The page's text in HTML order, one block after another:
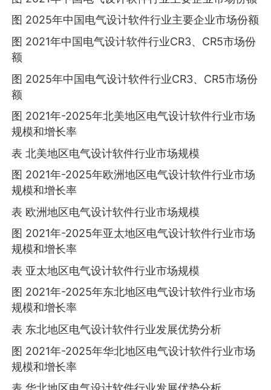
图 2025年中国电气设计软件行业主要企业市场份额
图 2021年中国电气设计软件行业CR3、CR5市场份
额
图 2025年中国电气设计软件行业CR3、CR5市场份
额
图 2021年-2025年北美地区电气设计软件行业市场
规模和增长率
表 北美地区电气设计软件行业市场规模
图 2021年-2025年欧洲地区电气设计软件行业市场
规模和增长率
表 欧洲地区电气设计软件行业市场规模
图 2021年-2025年亚太地区电气设计软件行业市场
规模和增长率
表 亚太地区电气设计软件行业市场规模
图 2021年-2025年东北地区电气设计软件行业市场
规模和增长率
表 东北地区电气设计软件行业发展优势分析
图 2021年-2025年华北地区电气设计软件行业市场
规模和增长率